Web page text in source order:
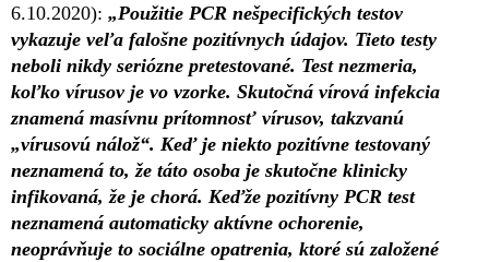
6.10.2020): „Použitie PCR nešpecifických testov
vykazuje veľa falošne pozitívnych údajov. Tieto testy
neboli nikdy seriózne pretestované. Test nezmeria,
koľko vírusov je vo vzorke. Skutočná vírová infekcia
znamená masívnu prítomnosť vírusov, takzvanú
„vírusovú nálož“. Keď je niekto pozitívne testovaný
neznamená to, že táto osoba je skutočne klinicky
infikovaná, že je chorá. Keďže pozitívny PCR test
neznamená automaticky aktívne ochorenie,
neoprávňuje to sociálne opatrenia, ktoré sú založené